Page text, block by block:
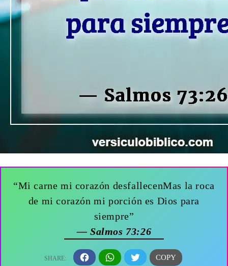
“Mi carne mi corazón desfallecenMas la roca
de mi corazón mi porción es Dios para
siempre”
— Salmos 73:26